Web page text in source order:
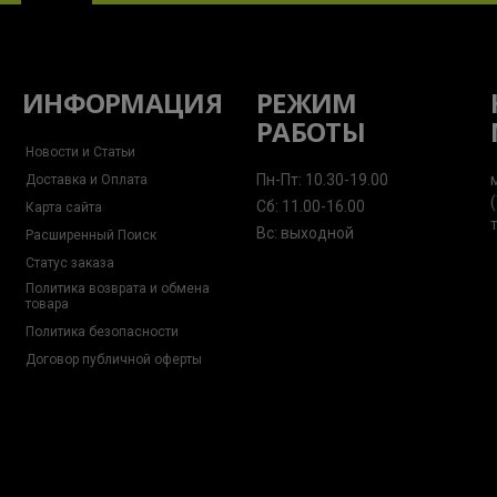
ИНФОРМАЦИЯ
Новости и Статьи
Доставка и Оплата
Карта сайта
Расширенный Поиск
Статус заказа
Политика возврата и обмена
товара
Политика безопасности
Договор публичной оферты
РЕЖИМ
РАБОТЫ
Пн-Пт: 10.30-19.00
Сб: 11.00-16.00
Вс: выходной